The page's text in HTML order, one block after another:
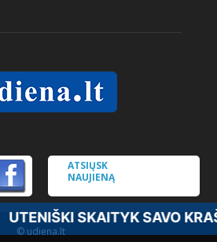
ATSIŲSK
NAUJIENĄ
© udiena.lt
UTENIŠKI SKAITYK SAVO